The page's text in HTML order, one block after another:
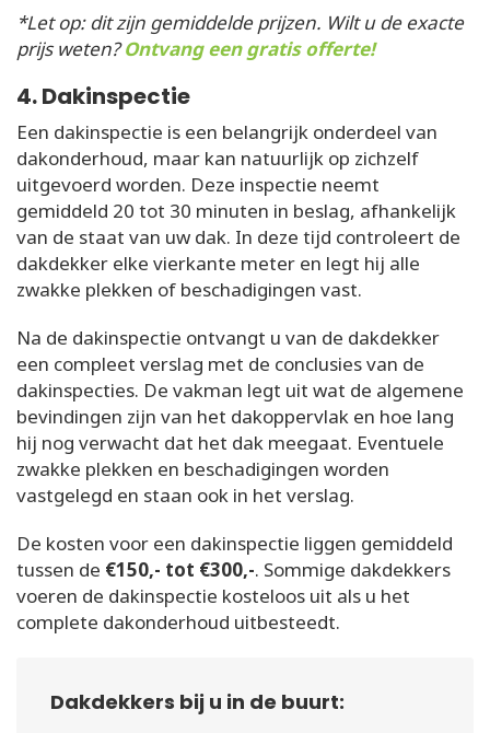
*Let op: dit zijn gemiddelde prijzen. Wilt u de exacte
prijs weten?Ontvang een gratis offerte!
4. Dakinspectie
Een dakinspectie is een belangrijk onderdeel van
dakonderhoud, maar kan natuurlijk op zichzelf
uitgevoerd worden. Deze inspectie neemt
gemiddeld 20 tot 30 minuten in beslag, afhankelijk
van de staat van uw dak. In deze tijd controleert de
dakdekker elke vierkante meter en legt hij alle
zwakke plekken of beschadigingen vast.
Na de dakinspectie ontvangt u van de dakdekker
een compleet verslag met de conclusies van de
dakinspecties. De vakman legt uit wat de algemene
bevindingen zijn van het dakoppervlak en hoe lang
hij nog verwacht dat het dak meegaat. Eventuele
zwakke plekken en beschadigingen worden
vastgelegd en staan ook in het verslag.
De kosten voor een dakinspectie liggen gemiddeld
tussen de €150,- tot €300,-. Sommige dakdekkers
voeren de dakinspectie kosteloos uit als u het
complete dakonderhoud uitbesteedt.
Dakdekkers bij u in de buurt: